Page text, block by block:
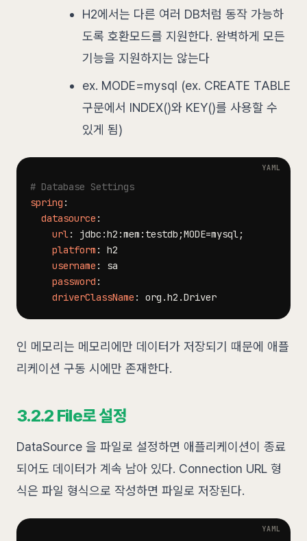
H2에서는 다른 여러 DB처럼 동작 가능하
도록 호환모드를 지원한다. 완벽하게 모든
기능을 지원하지는 않는다
ex. MODE=mysql (ex. CREATE TABLE
구문에서 INDEX()와 KEY()를 사용할 수
있게 됨)
# Database Settings
spring :
datasource :
url: jdbc :h2 :mem :
platform :
username :
password :
driverClassName :
인 메모리는 메모리에만 데이터가 저장되기 때문에 애플
리케이션 구동 시에만 존재한다.
3.2.2 File로 설정
DataSource 을 파일로 설정하면 애플리케이션이 종료
되어도 데이터가 계속 남아 있다. Connection URL 형
식은 파일 형식으로 작성하면 파일로 저장된다.